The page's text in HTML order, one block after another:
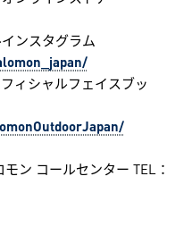
ンスタグラム
ィシャルフェイスブッ
ン コールセンター TEL：